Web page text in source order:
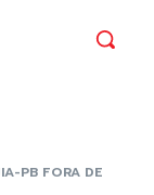
PB FORA DE